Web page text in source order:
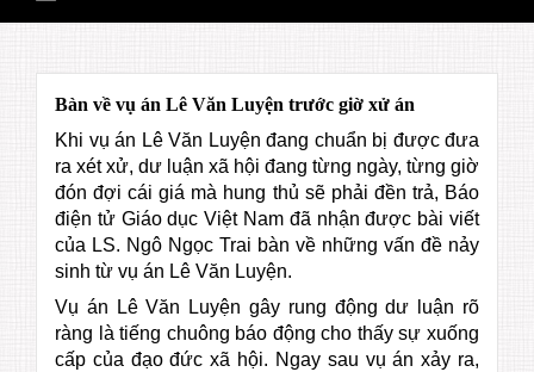
Bàn về vụ án Lê Văn Luyện trước giờ xử án
Khi vụ án Lê Văn Luyện đang chuẩn bị được đưa
ra xét xử, dư luận xã hội đang từng ngày, từng giờ
đón đợi cái giá mà hung thủ sẽ phải đền trả, Báo
điện tử Giáo dục Việt Nam đã nhận được bài viết
của LS. Ngô Ngọc Trai bàn về những vấn đề nảy
sinh từ vụ án Lê Văn Luyện.
Vụ án Lê Văn Luyện gây rung động dư luận rõ
ràng là tiếng chuông báo động cho thấy sự xuống
cấp của đạo đức xã hội. Ngay sau vụ án xảy ra,